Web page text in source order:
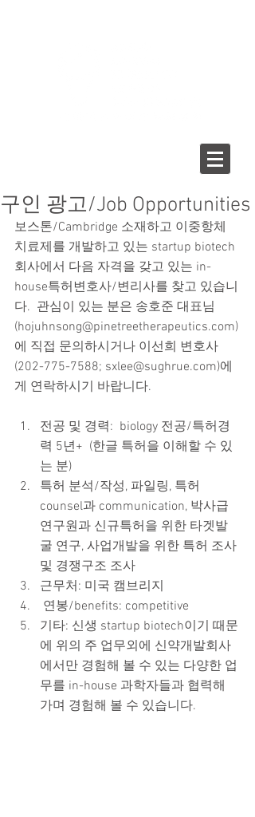
구인 광고/Job Opportunities
보스톤/Cambridge 소재하고 이중항체
치료제를 개발하고 있는 startup biotech
회사에서 다음 자격을 갖고 있는 in-
house특허변호사/변리사를 찾고 있습니
다.  관심이 있는 분은 송호준 대표님
(hojuhnsong@pinetreetherapeutics.com)
에 직접 문의하시거나 이선희 변호사
(202-775-7588; sxlee@sughrue.com)에
게 연락하시기 바랍니다.
전공 및 경력:  biology 전공/특허경
력 5년+  (한글 특허을 이해할 수 있
는 분)
특허 분석/작성, 파일링, 특허
counsel과 communication, 박사급
연구원과 신규특허을 위한 타겟발
굴 연구, 사업개발을 위한 특허 조사
및 경쟁구조 조사
근무처: 미국 캠브리지
연봉/benefits: competitive
기타: 신생 startup biotech이기 때문
에 위의 주 업무외에 신약개발회사
에서만 경험해 볼 수 있는 다양한 업
무를 in-house 과학자들과 협력해
가며 경험해 볼 수 있습니다.